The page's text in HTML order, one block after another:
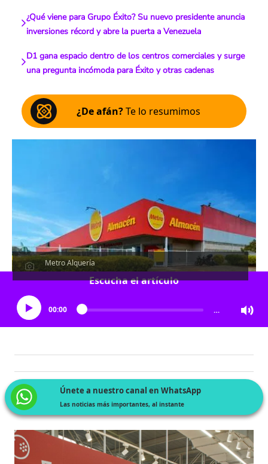
¿Qué viene para Grupo Éxito? Su nuevo presidente anuncia
inversiones récord y abre la puerta a Venezuela
D1 gana espacio dentro de los centros comerciales y surge
una pregunta incómoda para Éxito y otras cadenas
¿De afán?Te lo resumimos
Metro Alquería
Escucha el artículo
00:00 …
Únete a nuestro canal en WhatsApp
Las noticias más importantes, al instante